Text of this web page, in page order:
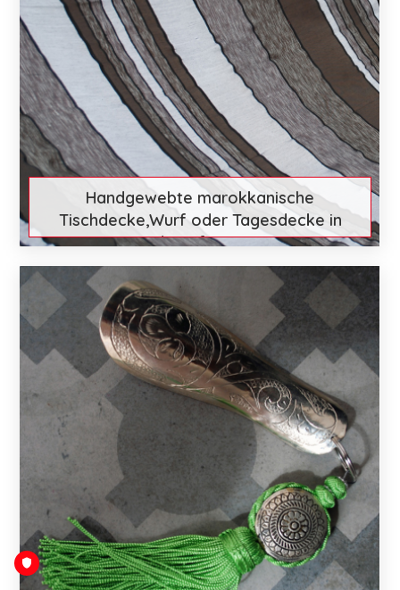
Handgewebte marokkanische
Tischdecke,Wurf oder Tagesdecke in
gedämpfte Töne
€ 84 Mehr entdecken